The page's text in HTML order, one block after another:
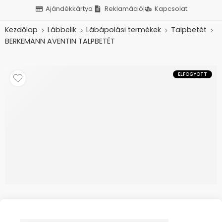
Ajándékkártya Reklamáció Kapcsolat
Kezdőlap Lábbelik Lábápolási termékek
Talpbetét
BERKEMANN AVENTIN TALPBETÉT
ELFOGYOTT